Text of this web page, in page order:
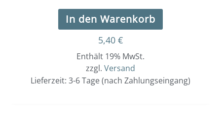
In den Warenkorb
5,40 €
Enthält 19% MwSt.
zzgl. Versand
Lieferzeit: 3-6 Tage (nach Zahlungseingang)